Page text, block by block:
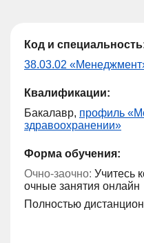
Код и
38.03.02
Квалификации:
Бакалавр, профиль
здравоохранении»
Форма обучения:
Очно-заочно: Учитесь
очные занятия онлайн
Полностью